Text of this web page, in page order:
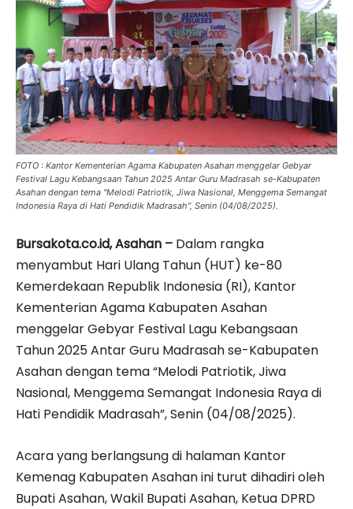
FOTO : Kantor Kementerian Agama Kabupaten Asahan menggelar Gebyar
Festival Lagu Kebangsaan Tahun 2025 Antar Guru Madrasah se-Kabupaten
Asahan dengan tema "Melodi Patriotik, Jiwa Nasional, Menggema Semangat
Indonesia Raya di Hati Pendidik Madrasah", Senin (04/08/2025).
Bursakota.co.id, Asahan – Dalam rangka
menyambut Hari Ulang Tahun (HUT) ke-80
Kemerdekaan Republik Indonesia (RI), Kantor
Kementerian Agama Kabupaten Asahan
menggelar Gebyar Festival Lagu Kebangsaan
Tahun 2025 Antar Guru Madrasah se-Kabupaten
Asahan dengan tema “Melodi Patriotik, Jiwa
Nasional, Menggema Semangat Indonesia Raya di
Hati Pendidik Madrasah”, Senin (04/08/2025).
Acara yang berlangsung di halaman Kantor
Kemenag Kabupaten Asahan ini turut dihadiri oleh
Bupati Asahan, Wakil Bupati Asahan, Ketua DPRD